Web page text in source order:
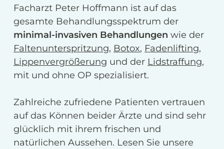
Facharzt Peter Hoffmann ist auf das
gesamte Behandlungsspektrum der
minimal-invasiven Behandlungen wie der
Faltenunterspritzung, Botox, Fadenlifting,
Lippenvergrößerung und der Lidstraffung,
mit und ohne OP spezialisiert.
Zahlreiche zufriedene Patienten vertrauen
auf das Können beider Ärzte und sind sehr
glücklich mit ihrem frischen und
natürlichen Aussehen. Lesen Sie unsere